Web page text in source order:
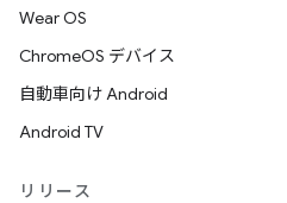
Wear OS
ChromeOS デバイス
自動車向け Android
Android TV
リリース